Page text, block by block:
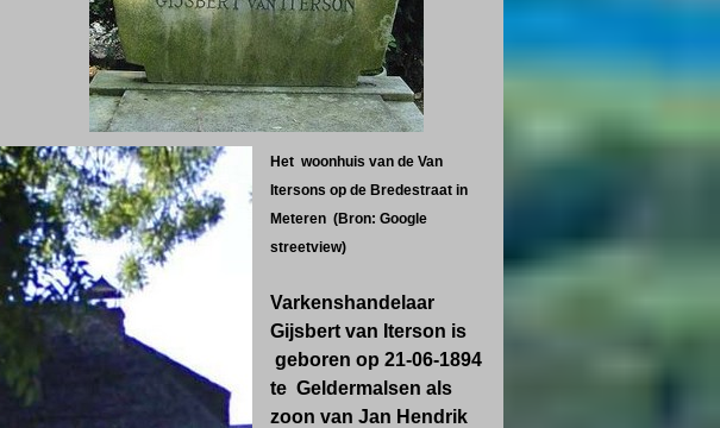
Het woonhuis van de Van
Itersons op de Bredestraat in
Meteren (Bron: Google
streetview)
Varkenshandelaar
Gijsbert van Iterson is
geboren op 21-06-1894
te Geldermalsen als
zoon van Jan Hendrik